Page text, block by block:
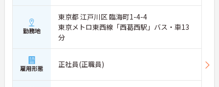
勤務地
東京都 江戸川区 臨海町1-4-4
東京メトロ東西線「西葛西駅」バス・車13
分
雇用形態 正社員(正職員)